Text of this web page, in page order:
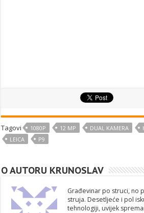
Tagovi 1080P 12 MP DUAL KAMERA
LEICA
P9
O AUTORU KRUNOSLAV
Građevinar po struci, no
struja. Desetljeće i pol
tehnologiji, uvijek